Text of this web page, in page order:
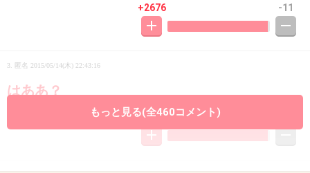
+2676 -11
3. 匿名 2015/05/14(木) 22:43:16
はああ？
+1475
もっと見る(全460コメント)